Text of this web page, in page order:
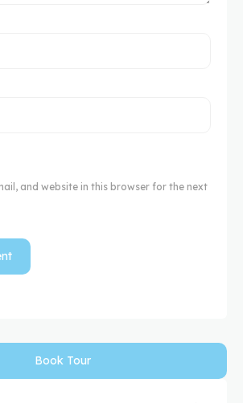
and website in this browser for the next
Book Tour